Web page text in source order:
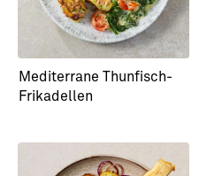
Mediterrane Thunfisch-
Frikadellen